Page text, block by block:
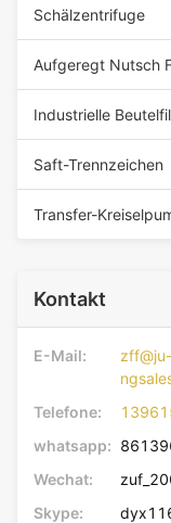
Schälzentrifuge
Aufgeregt Nutsch
Industrielle
Saft-Trennzeichen
Transfer-
Kontakt
E-Mail:
Telefone:
whatsapp:
Wechat:
Skype: